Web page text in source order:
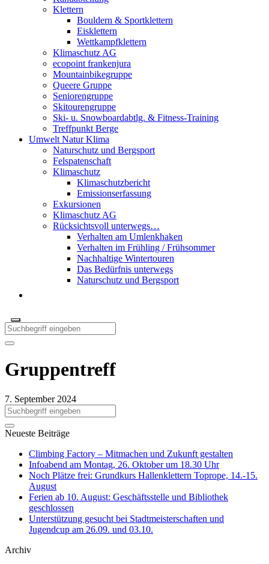
Klettern
Bouldern & Sportklettern
Eisklettern
Wettkampfklettern
Klimaschutz AG
ecopoint frankenjura
Mountainbikegruppe
Queere Gruppe
Seniorengruppe
Skitourengruppe
Ski- u. Snowboardabtlg. & Fitness-Training
Treffpunkt Berge
Umwelt Natur Klima
Naturschutz und Bergsport
Felspatenschaft
Klimaschutz
Klimaschutzbericht
Emissionserfassung
Exkursionen
Klimaschutz AG
Rücksichtsvoll unterwegs…
Verhalten am Umlenkhaken
Verhalten im Frühling / Frühsommer
Nachhaltige Wintertouren
Das Bedürfnis unterwegs
Naturschutz und Bergsport
Gruppentreff
7. September 2024
Neueste Beiträge
Climbing Factory – Mitmachen und Zukunft gestalten
Infoabend am Montag, 26. Oktober um 18.30 Uhr
Noch Plätze frei: Grundkurs Hallenklettern Toprope, 14.-15.
August
Ferien ab 10. August: Geschäftsstelle und Bibliothek
geschlossen
Unterstützung gesucht bei Stadtmeisterschaften und
Jugendcup am 26.09. und 03.10.
Archiv